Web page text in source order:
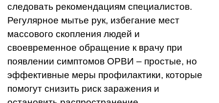
следовать рекомендациям специалистов.
Регулярное мытье рук, избегание мест
массового скопления людей и
своевременное обращение к врачу при
появлении симптомов ОРВИ – простые, но
эффективные меры профилактики, которые
помогут снизить риск заражения и